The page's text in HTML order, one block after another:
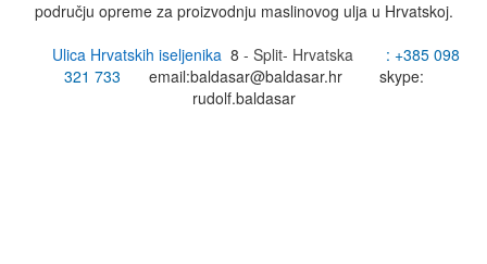
području opreme za proizvodnju maslinovog ulja u Hrvatskoj.
Ulica Hrvatskih iseljenika 8 - Split- Hrvatska : +385 098
321 733
email:baldasar@baldasar.hr
skype:
rudolf.baldasar